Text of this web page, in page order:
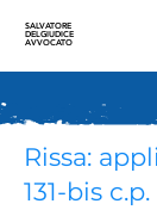
SALVATORE
DELGIUDICE
AVVOCATO
Rissa:
131-bis